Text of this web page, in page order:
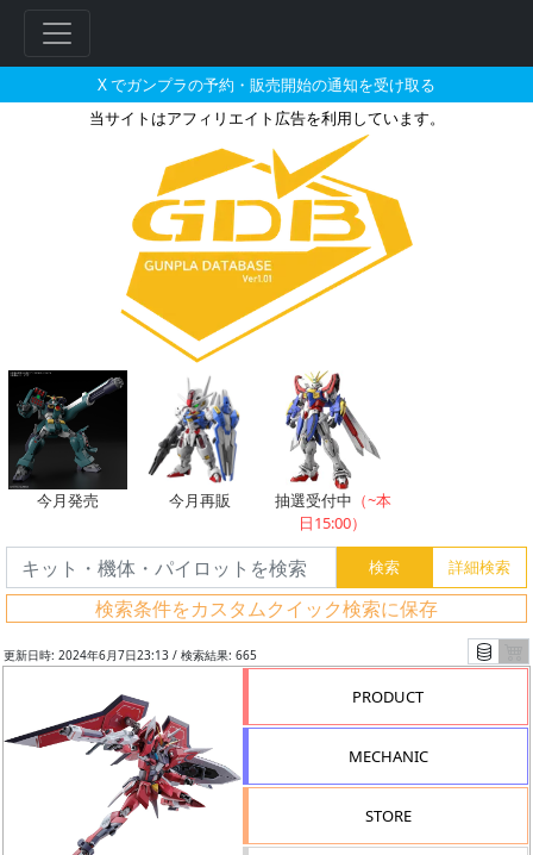
X でガンプラの予約・販売開始の通知を受け取る
当サイトはアフィリエイト広告を利用しています。
METAL ROBOT魂 ＜SIDE MS＞
今月発売 今月再販 抽選受付中 （~本
日15:00）
検索条件をカスタムクイック検索に保存
更新日時: 2024年6月7日23:13 / 検索結果: 665
PRODUCT
MECHANIC
STORE